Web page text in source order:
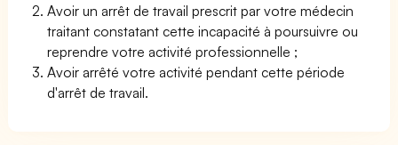
Avoir un arrêt de travail prescrit par votre médecin
traitant constatant cette incapacité à poursuivre ou
reprendre votre activité professionnelle ;
Avoir arrêté votre activité pendant cette période
d'arrêt de travail.